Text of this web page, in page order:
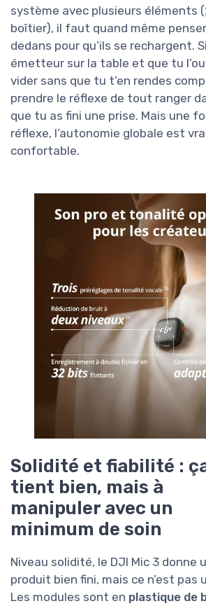
système avec plusieurs éléments
boîtier), il faut quand même
dedans pour qu’ils se rechargent.
émetteur sur la table et que tu
vider sans que tu t’en rendes
prendre le réflexe de tout ranger
que tu as fini une prise. Mais une
réflexe, l’autonomie globale est
confortable.
Solidité et fiabilité :
tient bien, mais à
manipuler avec un
minimum de soin
Niveau solidité, le DJI Mic 3 donne
produit bien fini, mais ce n’est pas
Les modules sont en plastique de